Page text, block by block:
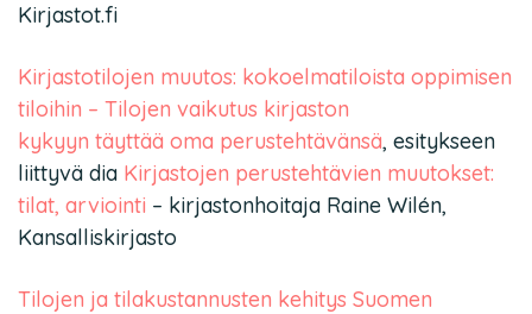
Kirjastot.fi
Kirjastotilojen muutos: kokoelmatiloista oppimisen
tiloihin – Tilojen vaikutus kirjaston
kykyyn täyttää oma perustehtävänsä, esitykseen
liittyvä dia Kirjastojen perustehtävien muutokset:
tilat, arviointi – kirjastonhoitaja Raine Wilén,
Kansalliskirjasto
Tilojen ja tilakustannusten kehitys Suomen